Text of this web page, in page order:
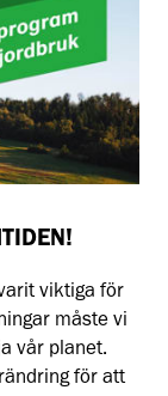
viktiga för
måste vi
vår planet.
för att